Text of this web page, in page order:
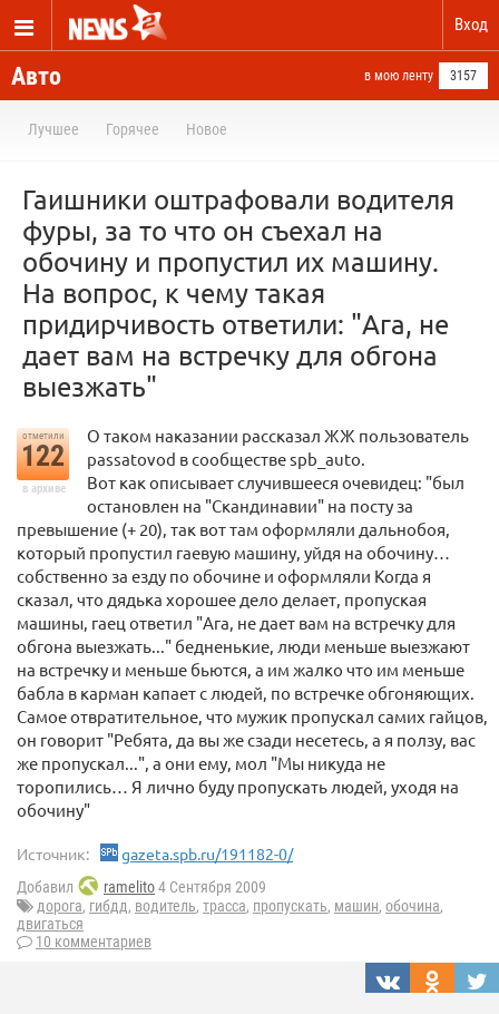
Вход
Авто в мою ленту 3157
Лучшее Горячее Новое
Гаишники оштрафовали водителя
фуры, за то что он съехал на
обочину и пропустил их машину.
На вопрос, к чему такая
придирчивость ответили: "Ага, не
дает вам на встречку для обгона
выезжать"
отметили
122
в архиве
О таком наказании рассказал ЖЖ пользователь
passatovod в сообществе spb_auto.
Вот как описывает случившееся очевидец: "был
остановлен на "Скандинавии" на посту за
превышение (+ 20), так вот там оформляли дальнобоя,
который пропустил гаевую машину, уйдя на обочину…
собственно за езду по обочине и оформляли Когда я
сказал, что дядька хорошее дело делает, пропуская
машины, гаец ответил "Ага, не дает вам на встречку для
обгона выезжать..." бедненькие, люди меньше выезжают
на встречку и меньше бьются, а им жалко что им меньше
бабла в карман капает с людей, по встречке обгоняющих.
Самое отвратительное, что мужик пропускал самих гайцов,
он говорит "Ребята, да вы же сзади несетесь, а я ползу, вас
же пропускал...", а они ему, мол "Мы никуда не
торопились… Я лично буду пропускать людей, уходя на
обочину"
Источник: gazeta.spb.ru/191182-0/
Добавил ramelito4 Сентября 2009
дорога, гибдд, водитель, трасса, пропускать, машин, обочина,
двигаться
10 комментариев